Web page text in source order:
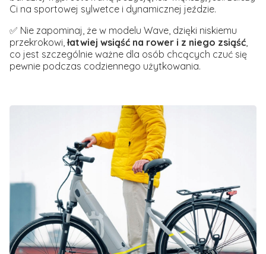
Ci na sportowej sylwetce i dynamicznej jeździe.
✅ Nie zapominaj, że w modelu Wave, dzięki niskiemu
przekrokowi, łatwiej wsiąść na rower i z niego zsiąść
co jest szczególnie ważne dla osób chcących czuć się
pewnie podczas codziennego użytkowania.